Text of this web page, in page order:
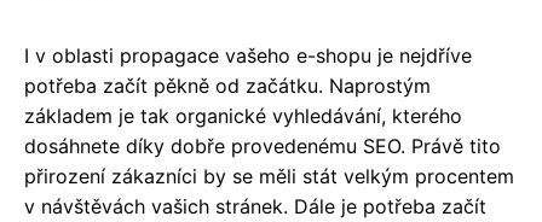
I v oblasti propagace vašeho e-shopu je nejdříve
potřeba začít pěkně od začátku. Naprostým
základem je tak organické vyhledávání, kterého
dosáhnete díky dobře provedenému SEO. Právě tito
přirození zákazníci by se měli stát velkým procentem
v návštěvách vašich stránek. Dále je potřeba začít